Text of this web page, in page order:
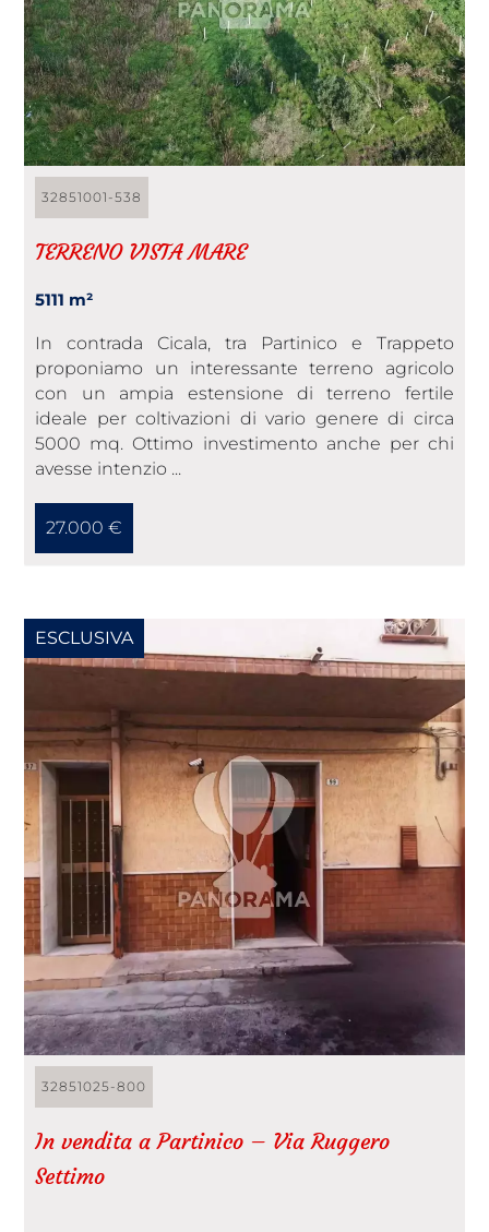
32851001-538
TERRENO VISTA MARE
5111 m²
In contrada Cicala, tra Partinico e Trappeto
proponiamo un interessante terreno agricolo
con un ampia estensione di terreno fertile
ideale per coltivazioni di vario genere di circa
5000 mq. Ottimo investimento anche per chi
avesse intenzio ...
27.000 €
32851025-800
In vendita a Partinico – Via Ruggero
Settimo
ESCLUSIVA